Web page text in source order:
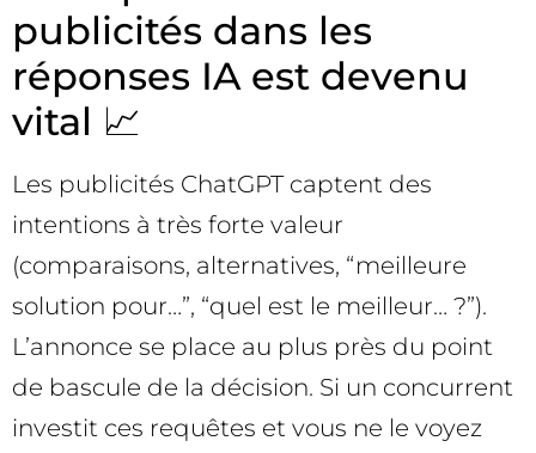
publicités dans les
réponses IA est devenu
vital 📈
Les publicités ChatGPT captent des
intentions à très forte valeur
(comparaisons, alternatives, “meilleure
solution pour…”, “quel est le meilleur… ?”).
L’annonce se place au plus près du point
de bascule de la décision. Si un concurrent
investit ces requêtes et vous ne le voyez